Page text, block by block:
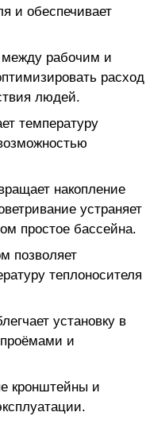
и обеспечивает
между рабочим и
расход
людей.
температуру
накопление
устраняет
простое бассейна.
позволяет
теплоносителя
установку в
и
кронштейны и